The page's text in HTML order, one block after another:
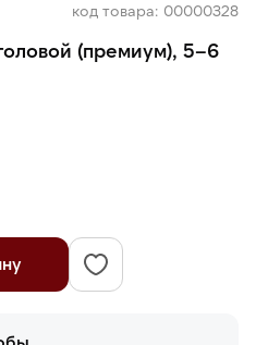
код товара: 00000328
(премиум), 5–6